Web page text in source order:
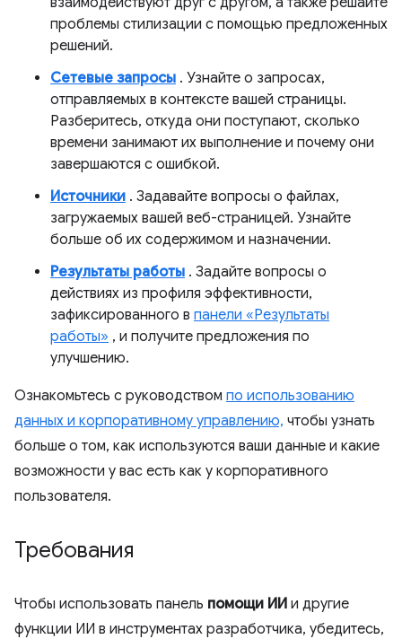
проблемы стилизации с помощью предложенных
решений.
Сетевые запросы . Узнайте о запросах,
отправляемых в контексте вашей страницы.
Разберитесь, откуда они поступают, сколько
времени занимают их выполнение и почему они
завершаются с ошибкой.
Источники . Задавайте вопросы о файлах,
загружаемых вашей веб-страницей. Узнайте
больше об их содержимом и назначении.
Результаты работы . Задайте вопросы о
действиях из профиля эффективности,
зафиксированного в панели «Результаты
работы» , и получите предложения по
улучшению.
Ознакомьтесь с руководством по использованию
данных и корпоративному управлению, чтобы узнать
больше о том, как используются ваши данные и какие
возможности у вас есть как у корпоративного
пользователя.
Требования
Чтобы использовать панель помощи ИИ и другие
функции ИИ в инструментах разработчика, убедитесь,